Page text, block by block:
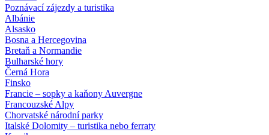
Poznávací zájezdy a turistika
Albánie
Alsasko
Bosna a Hercegovina
Bretaň a Normandie
Bulharské hory
Černá Hora
Finsko
Francie – sopky a kaňony Auvergne
Francouzské Alpy
Chorvatské národní parky
Italské Dolomity – turistika nebo ferraty